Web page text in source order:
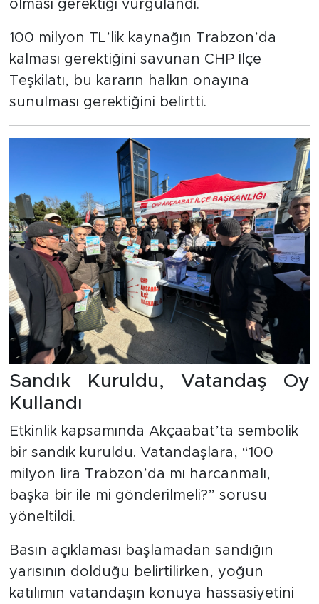
olması gerektiği vurgulandı.
100 milyon TL’lik kaynağın Trabzon’da
kalması gerektiğini savunan CHP İlçe
Teşkilatı, bu kararın halkın onayına
sunulması gerektiğini belirtti.
Sandık Kuruldu, Vatandaş Oy
Kullandı
Etkinlik kapsamında Akçaabat’ta sembolik
bir sandık kuruldu. Vatandaşlara, “100
milyon lira Trabzon’da mı harcanmalı,
başka bir ile mi gönderilmeli?” sorusu
yöneltildi.
Basın açıklaması başlamadan sandığın
yarısının dolduğu belirtilirken, yoğun
katılımın vatandaşın konuya hassasiyetini